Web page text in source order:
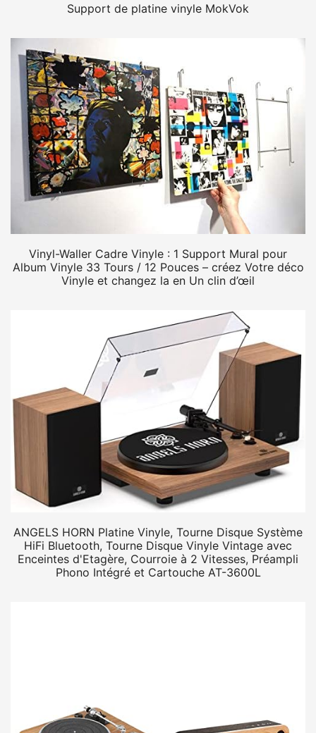
Support de platine vinyle MokVok
Vinyl-Waller Cadre Vinyle : 1 Support Mural pour
Album Vinyle 33 Tours / 12 Pouces – créez Votre déco
Vinyle et changez la en Un clin d’œil
ANGELS HORN Platine Vinyle, Tourne Disque Système
HiFi Bluetooth, Tourne Disque Vinyle Vintage avec
Enceintes d'Etagère, Courroie à 2 Vitesses, Préampli
Phono Intégré et Cartouche AT-3600L